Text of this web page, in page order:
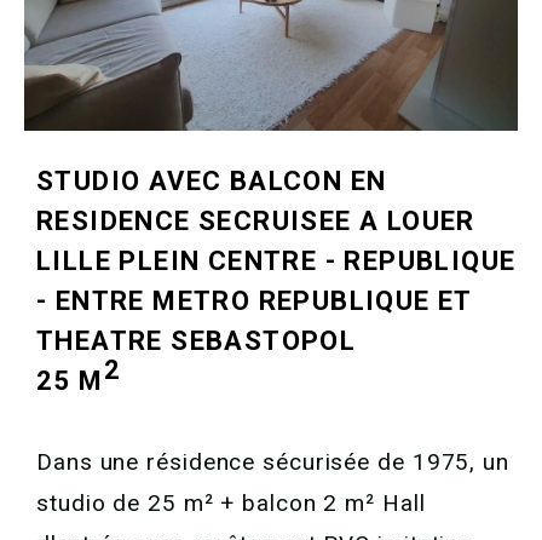
STUDIO AVEC BALCON EN
RESIDENCE SECRUISEE A LOUER
LILLE PLEIN CENTRE - REPUBLIQUE
- ENTRE METRO REPUBLIQUE ET
THEATRE SEBASTOPOL
25 M2
Dans une résidence sécurisée de 1975, un
studio de 25 m² + balcon 2 m² Hall